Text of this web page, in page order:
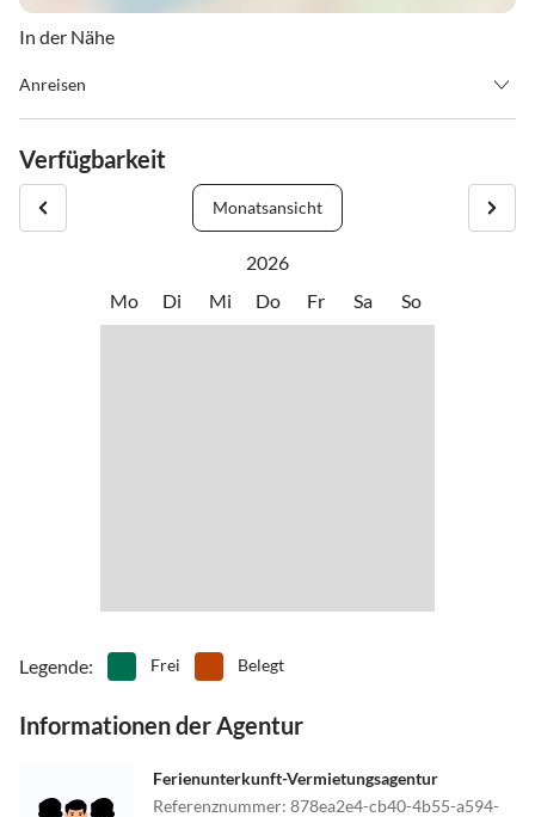
In der Nähe
Anreisen
Bei Abreise sind die Zimmer/Appartement bis spätestens zehn Uhr
zu räumen.
Verfügbarkeit
Monatsansicht
2026
Mo
Di Mi Do Fr Sa So
Legende: Frei Belegt
Informationen der Agentur
Ferienunterkunft-Vermietungsagentur
Referenznummer: 878ea2e4-cb40-4b55-a594-